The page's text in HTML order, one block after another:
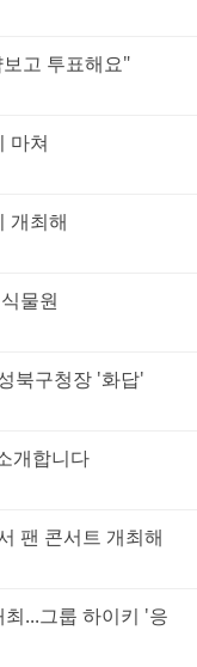
고 투표해요"
마쳐
개최해
물원
북구청장 '화답'
개합니다
팬 콘서트 개최해
...그룹 하이키 '응